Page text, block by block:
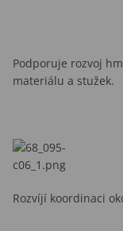
Podporuje rozvoj
materiálu a stužek.
Rozvíjí koordinaci